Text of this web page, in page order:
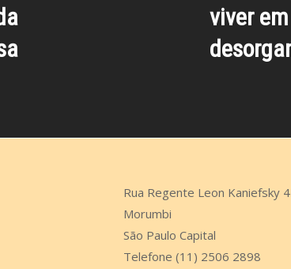
viver
Rua Regente Leon Kaniefsky
Morumbi
São Paulo Capital
Telefone (11) 2506 2898